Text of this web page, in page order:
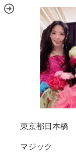
東京都日本橋
マジック